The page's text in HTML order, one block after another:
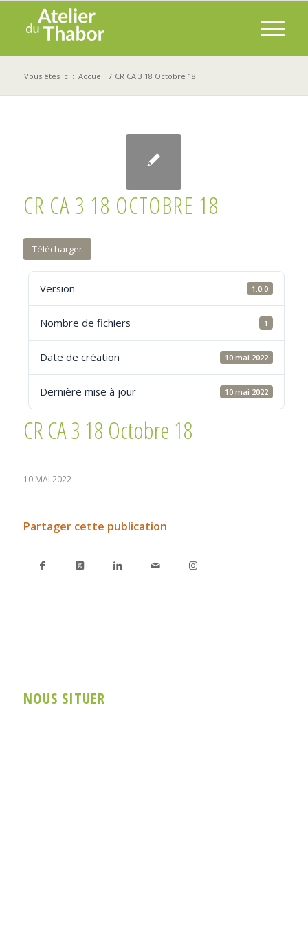
Vous êtes ici : Accueil / CR CA 3 18 Octobre 18
CR CA 3 18 OCTOBRE 18
Télécharger
Version 1.0.0
Nombre de fichiers 1
Date de création 10 mai 2022
Dernière mise à jour 10 mai 2022
CR CA 3 18 Octobre 18
10 MAI 2022
Partager cette publication
NOUS SITUER